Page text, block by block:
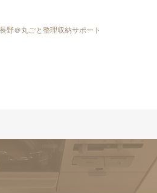
野＠丸ごと整理収納サポート